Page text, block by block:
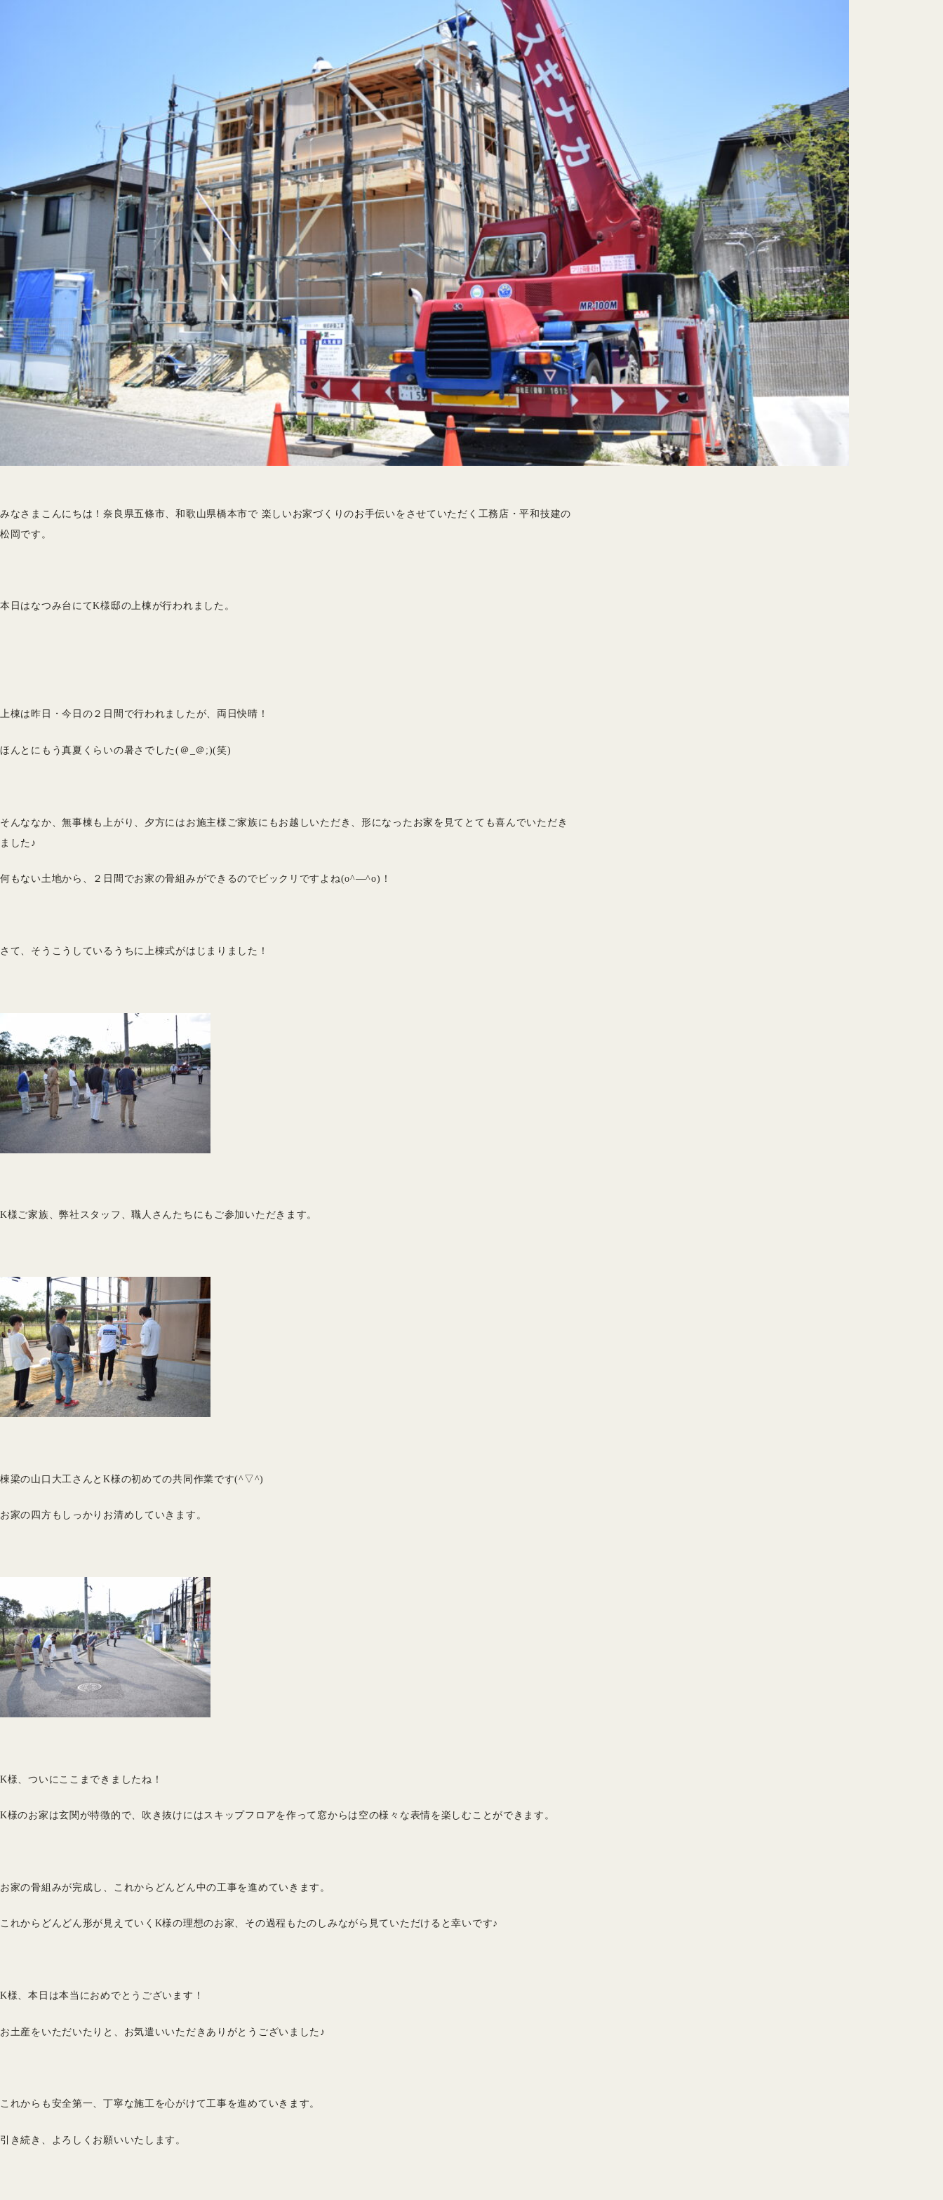
みなさまこんにちは！奈良県五條市、和歌山県橋本市で 楽しいお家づくりのお手伝いをさせていただく工務店・平和技建の
松岡です。
本日はなつみ台にてK様邸の上棟が行われました。
上棟は昨日・今日の２日間で行われましたが、両日快晴！
ほんとにもう真夏くらいの暑さでした(＠_＠;)(笑)
そんななか、無事棟も上がり、夕方にはお施主様ご家族にもお越しいただき、形になったお家を見てとても喜んでいただき
ました♪
何もない土地から、２日間でお家の骨組みができるのでビックリですよね(o^―^o)！
さて、そうこうしているうちに上棟式がはじまりました！
K様ご家族、弊社スタッフ、職人さんたちにもご参加いただきます。
棟梁の山口大工さんとK様の初めての共同作業です(^▽^)
お家の四方もしっかりお清めしていきます。
K様、ついにここまできましたね！
K様のお家は玄関が特徴的で、吹き抜けにはスキップフロアを作って窓からは空の様々な表情を楽しむことができます。
お家の骨組みが完成し、これからどんどん中の工事を進めていきます。
これからどんどん形が見えていくK様の理想のお家、その過程もたのしみながら見ていただけると幸いです♪
K様、本日は本当におめでとうございます！
お土産をいただいたりと、お気遣いいただきありがとうございました♪
これからも安全第一、丁寧な施工を心がけて工事を進めていきます。
引き続き、よろしくお願いいたします。